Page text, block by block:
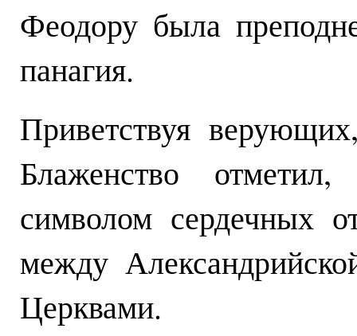
Феодору была
панагия.
Приветствуя
Блаженство
символом сердечных
между
Церквами.